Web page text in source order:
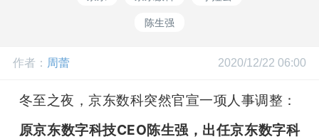
网
公
陈生强
作者： 周蕾 2020/12/22 06:00
冬至之夜，京东数科突然官宣一项人事调整：
原京东数字科技CEO陈生强，出任京东数字科